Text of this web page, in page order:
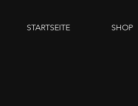
STARTSEITE SHOP